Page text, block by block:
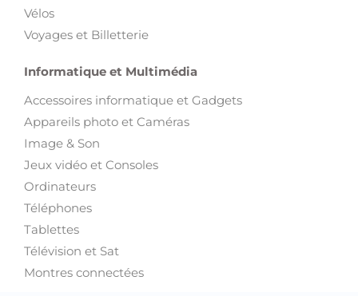
Vélos
Voyages et Billetterie
Informatique et Multimédia
Accessoires informatique et Gadgets
Appareils photo et Caméras
Image & Son
Jeux vidéo et Consoles
Ordinateurs
Téléphones
Tablettes
Télévision et Sat
Montres connectées